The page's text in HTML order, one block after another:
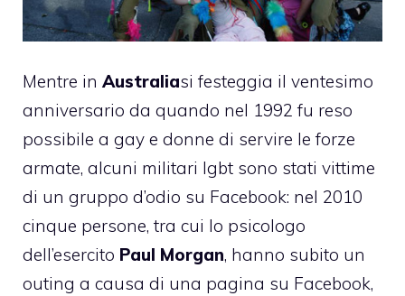
Mentre in Australiasi festeggia il ventesimo
anniversario da quando nel 1992 fu reso
possibile a gay e donne di servire le forze
armate, alcuni militari lgbt sono stati vittime
di un gruppo d’odio su Facebook: nel 2010
cinque persone, tra cui lo psicologo
dell’esercito Paul Morgan, hanno subito un
outing a causa di una pagina su Facebook,